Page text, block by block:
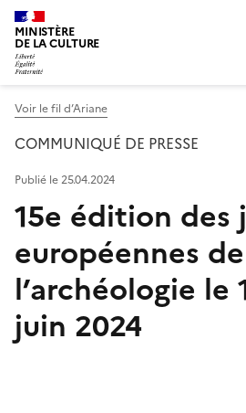
MINISTÈRE
DE LA CULTURE
Voir le fil d’Ariane
COMMUNIQUÉ DE PRESSE
15e édition des
européennes de
l’archéologie le
juin 2024
Publié le 25.04.2024